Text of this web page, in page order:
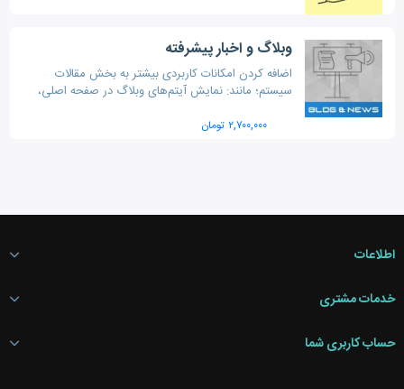
وبلاگ و اخبار پیشرفته
اضافه کردن امکانات کاربردی بیشتر به بخش مقالات
سیستم؛ مانند: نمایش آیتم‌های وبلاگ در صفحه اصلی،
پربازدید و جستجوی پیشرفته.
اطلاعات
خدمات مشتری
حساب کاربری شما